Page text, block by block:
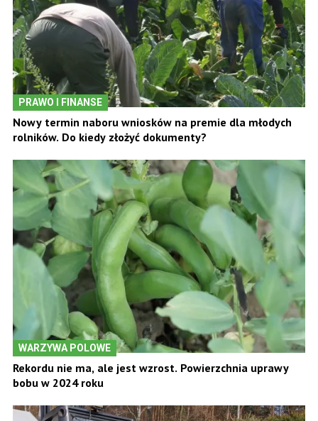
PRAWO I FINANSE
Nowy termin naboru wniosków na premie dla młodych
rolników. Do kiedy złożyć dokumenty?
WARZYWA POLOWE
Rekordu nie ma, ale jest wzrost. Powierzchnia uprawy
bobu w 2024 roku